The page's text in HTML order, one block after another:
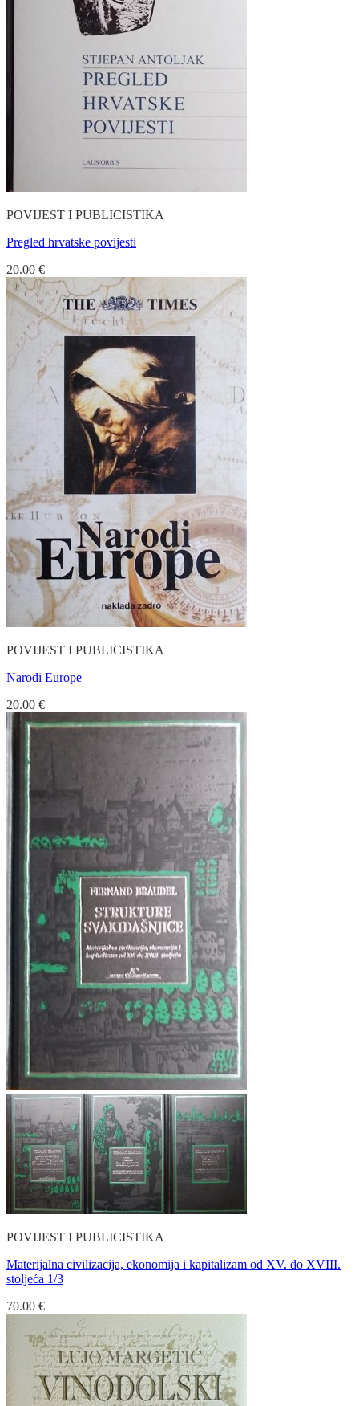
POVIJEST I PUBLICISTIKA
Pregled hrvatske povijesti
20.00 €
POVIJEST I PUBLICISTIKA
Narodi Europe
20.00 €
POVIJEST I PUBLICISTIKA
Materijalna civilizacija, ekonomija i kapitalizam od XV. do XVIII.
stoljeća 1/3
70.00 €